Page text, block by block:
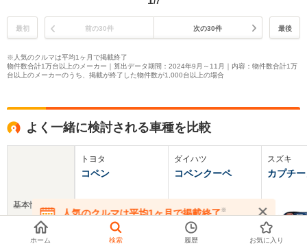
最初 前の30件 次の30件 最後
※人気のクルマは平均1ヶ月で掲載終了
物件数合計1万台以上のメーカー｜算出データ期間：2024年9月～11月｜内容：物件数合計1万
台以上のメーカーのうち、掲載が終了した物件数が1,000台以上の場合
よく一緒に検討される車種を比較
基本情報
トヨタ
コペン
ダイハツ
コペンクーペ
スズキ
カプチ
人気のクルマは平均1ヶ月で掲載終了※
在庫が無くなる前にお問い合わせください
ホーム 検索 履歴 お気に入り